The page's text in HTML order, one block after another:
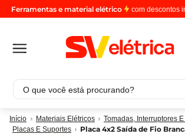
Ferramentas e material elétrico com descontos
O que você está procurando?
Materiais Elétricos
Tomadas, Interruptores
Placas E Suportes
Placa 4x2 Saída de Fio
Termos mais buscados